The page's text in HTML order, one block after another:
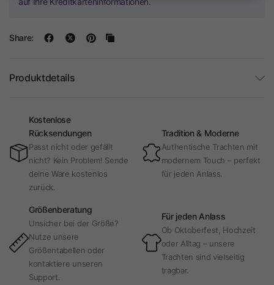
Share:
Produktdetails
Kostenlose
Rücksendungen
Passt nicht oder gefällt
nicht? Kein Problem! Sende
deine Ware kostenlos
zurück.
Tradition & Moderne
Authentische Trachten mit
modernem Touch – perfekt
für jeden Anlass.
Größenberatung
Unsicher bei der Größe?
Nutze unsere
Größentabellen oder
kontaktiere unseren
Support.
Für jeden Anlass
Ob Oktoberfest, Hochzeit
oder Alltag – unsere
Trachten sind vielseitig
tragbar.